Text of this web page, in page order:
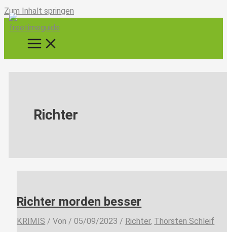
Zum Inhalt springen
Richter
Richter morden besser
KRIMIS / Von /05/09/2023 / Richter, Thorsten Schleif